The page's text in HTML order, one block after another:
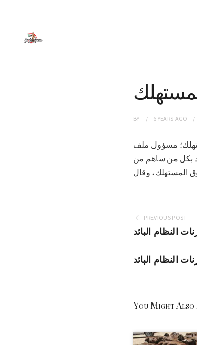
BY 6 YEARS AGO
مسؤول ملف
بكل من ساهم من
PREVIOUS POST
You Might Also